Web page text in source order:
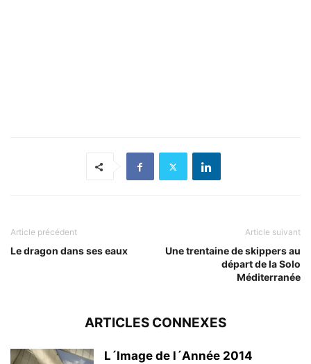
Article précédent
Le dragon dans ses eaux
Article suivant
Une trentaine de skippers au
départ de la Solo
Méditerranée
ARTICLES CONNEXES
L´Image de l´Année 2014